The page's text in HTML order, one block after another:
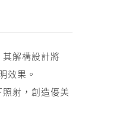
解構設計將
效果。
射，創造優美